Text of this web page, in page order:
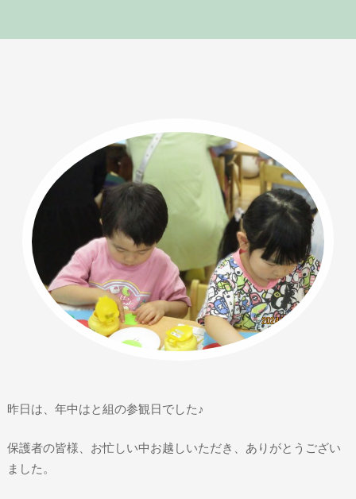
昨日は、年中はと組の参観日でした♪
保護者の皆様、お忙しい中お越しいただき、ありがとうござい
ました。